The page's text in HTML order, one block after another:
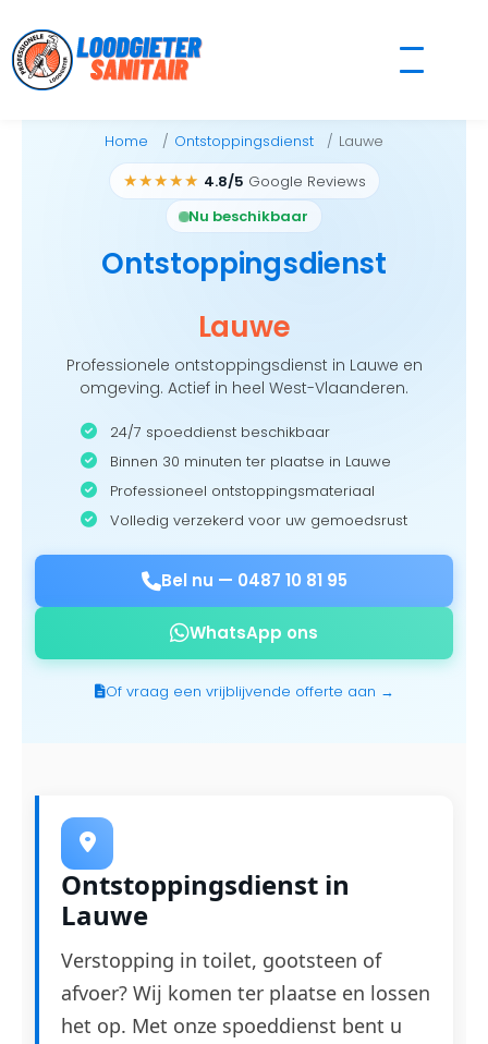
to
content
Home Ontstoppingsdienst Lauwe
★★★★★ 4.8/5 Google Reviews
Nu beschikbaar
Ontstoppingsdienst
Lauwe
Professionele ontstoppingsdienst in Lauwe en
omgeving. Actief in heel West-Vlaanderen.
24/7 spoeddienst beschikbaar
Binnen 30 minuten ter plaatse in Lauwe
Professioneel ontstoppingsmateriaal
Volledig verzekerd voor uw gemoedsrust
Bel nu — 0487 10 81 95
WhatsApp ons
Of vraag een vrijblijvende offerte aan →
Ontstoppingsdienst in
Lauwe
Verstopping in toilet, gootsteen of
afvoer? Wij komen ter plaatse en lossen
het op. Met onze spoeddienst bent u